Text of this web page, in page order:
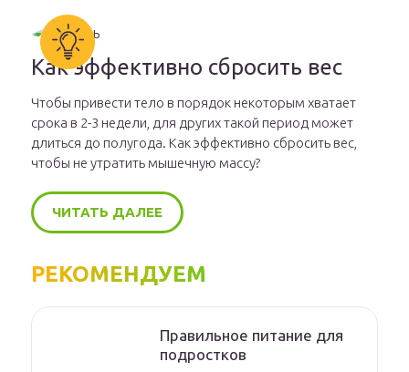
Как эффективно сбросить вес
Чтобы привести тело в порядок некоторым хватает
срока в 2-3 недели, для других такой период может
длиться до полугода. Как эффективно сбросить вес,
чтобы не утратить мышечную массу?
ЧИТАТЬ ДАЛЕЕ
РЕКОМЕНДУЕМ
Правильное питание для
подростков